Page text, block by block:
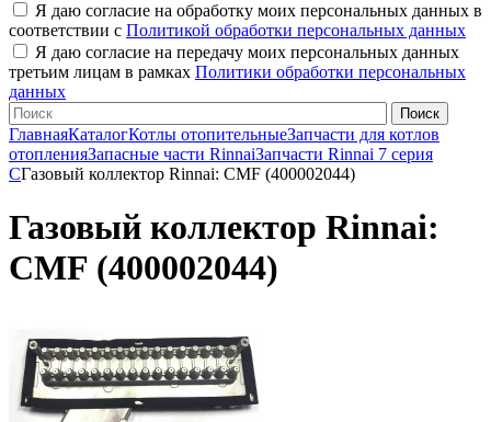
Я даю согласие на обработку моих персональных данных в
соответствии с Политикой обработки персональных данных
Я даю согласие на передачу моих персональных данных
третьим лицам в рамках Политики обработки персональных
данных
ГлавнаяКаталогКотлы отопительныеЗапчасти для котлов
отопленияЗапасные части RinnaiЗапчасти Rinnai 7 серия
CГазовый коллектор Rinnai: CMF (400002044)
Газовый коллектор Rinnai:
CMF (400002044)